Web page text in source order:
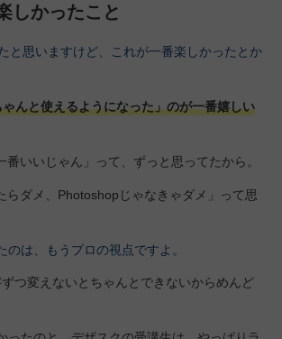
しかったこと
と思いますけど、これが一番楽しかったとか
んと使えるようになった」のが一番嬉しい
いいじゃん」って、ずっと思ってたから。
らダメ、Photoshopじゃなきゃダメ」って思
のは、もうプロの視点ですよ。
つ変えないとちゃんとできないからめんど